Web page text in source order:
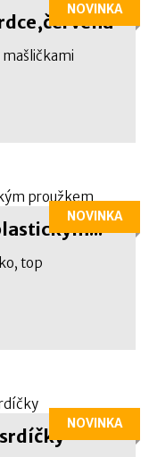
NOVINKA
top
NOVINKA
NOVINKA